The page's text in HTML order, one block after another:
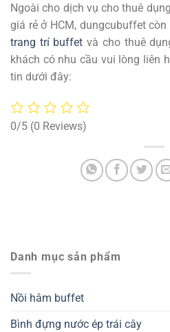
Ngoài cho dịch vụ cho thuê
giá rẻ ở HCM, dungcubuffet
trang trí buffet và cho thuê
khách có nhu cầu vui lòng liên
tin dưới đây:
0/5 (0 Reviews)
Danh mục sản phẩm
Nồi hâm buffet
Bình đựng nước ép trái cây